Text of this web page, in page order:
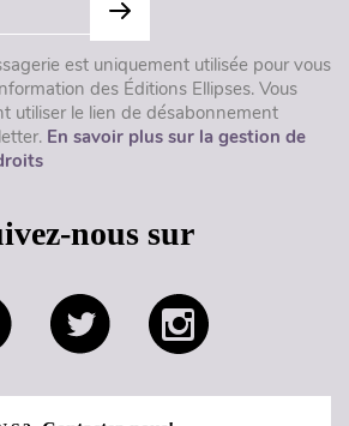
est uniquement utilisée pour vous
des Éditions Ellipses. Vous
utiliser le lien de désabonnement
En savoir plus sur la gestion de
nous sur